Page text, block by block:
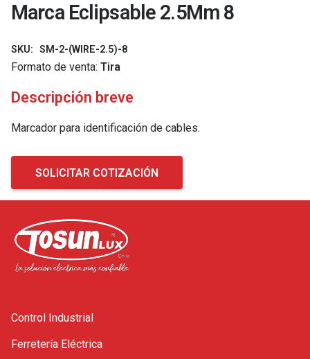
Marca Eclipsable 2.5Mm 8
SKU: SM-2-(WIRE-2.5)-8
Formato de venta: Tira
Descripción breve
Marcador para identificación de cables.
SOLICITAR COTIZACIÓN
Control Industrial
Ferretería Eléctrica